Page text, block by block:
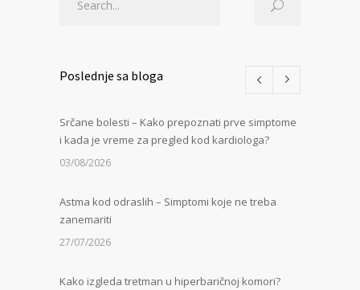
Poslednje sa bloga
Srčane bolesti – Kako prepoznati prve simptome
i kada je vreme za pregled kod kardiologa?
03/08/2026
Astma kod odraslih – Simptomi koje ne treba
zanemariti
27/07/2026
Kako izgleda tretman u hiperbaričnoj komori?